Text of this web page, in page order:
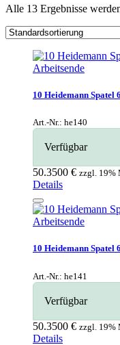
Sterilisation
Tasterzirkel
Zementspatel
Alle 13 Ergebnisse
10 Heidemann Spatel
Art.-Nr.: he140
Verfügbar
50.3500 € zzgl. 19%
Details
10 Heidemann Spatel
Art.-Nr.: he141
Verfügbar
50.3500 € zzgl. 19%
Details